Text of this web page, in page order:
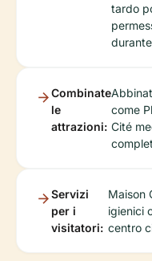
tardo
Combinate
le
attrazioni:
come
Cité
Servizi
per i
visitatori:
Maison
igienici
centro